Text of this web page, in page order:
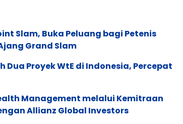
Slam, Buka Peluang bagi Petenis
Grand Slam
Dua Proyek WtE di Indonesia, Percepat
Management melalui Kemitraan
Allianz Global Investors